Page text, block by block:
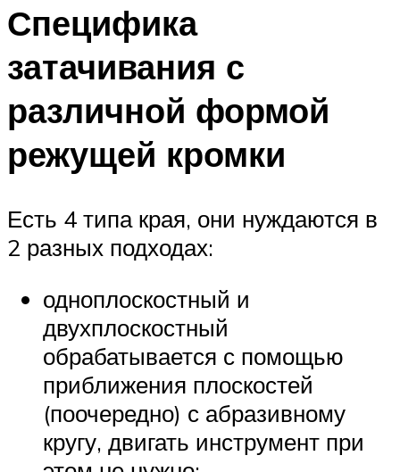
Специфика
затачивания с
различной формой
режущей кромки
Есть 4 типа края, они нуждаются в
2 разных подходах:
одноплоскостный и
двухплоскостный
обрабатывается с помощью
приближения плоскостей
(поочередно) с абразивному
кругу, двигать инструмент при